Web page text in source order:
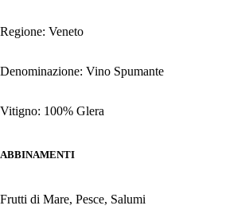
Regione: Veneto
Denominazione: Vino Spumante
Vitigno: 100% Glera
ABBINAMENTI
Frutti di Mare, Pesce, Salumi